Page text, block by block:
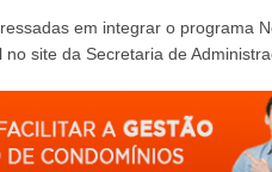
em integrar o programa
site da Secretaria de